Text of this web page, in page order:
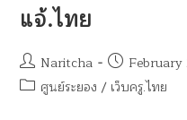
แจ้.ไทย
Naritcha
ศูนย์ระยอง / เว็บครู.ไทย